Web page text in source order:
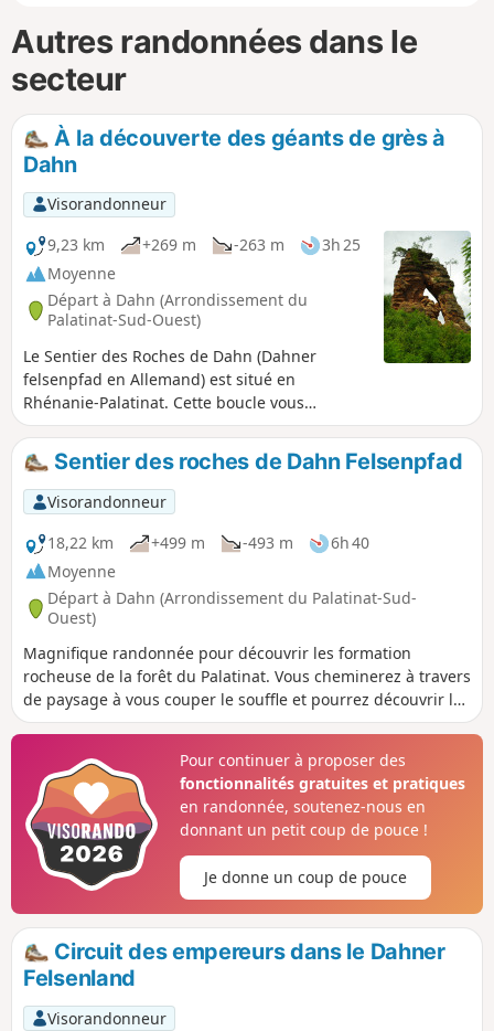
Autres randonnées dans le
secteur
À la découverte des géants de grès à
Dahn
Visorandonneur
9,23 km
+269 m -263 m
3h 25
Moyenne
Départ à Dahn (Arrondissement du
Palatinat-Sud-Ouest)
Le Sentier des Roches de Dahn (Dahner
felsenpfad en Allemand) est situé en
Rhénanie-Palatinat. Cette boucle vous
emmène en forêt pour vous faire découvrir les
géants de grès rose ainsi que les points de
vue alentours. Une restauration est également
possible sur le circuit.
Sentier des roches de Dahn Felsenpfad
Visorandonneur
18,22 km
+499 m -493 m
6h 40
Moyenne
Départ à Dahn (Arrondissement du Palatinat-Sud-
Ouest)
Magnifique randonnée pour découvrir les formation
rocheuse de la forêt du Palatinat. Vous cheminerez à travers
de paysage à vous couper le souffle et pourrez découvrir le
château de Neudahn, détruit au cours de la guerre des
mieux conservés de la forêt du Palatinat
Pour continuer à proposer des
fonctionnalités gratuites et pratiques
en randonnée, soutenez-nous en
donnant un petit coup de pouce !
Je donne un coup de pouce
Circuit des empereurs dans le Dahner
Felsenland
Visorandonneur